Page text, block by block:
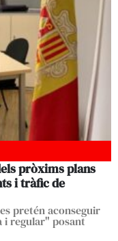
pròxims plans
i tràfic de
pretén aconseguir
i regular" posant